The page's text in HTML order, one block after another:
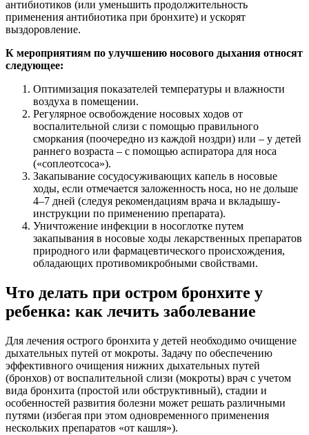
антибиотиков (или уменьшить продолжительность
применения антибиотика при бронхите) и ускорят
выздоровление.
К мероприятиям по улучшению носового дыхания относят
следующее:
Оптимизация показателей температуры и влажности
воздуха в помещении.
Регулярное освобождение носовых ходов от
воспалительной слизи с помощью правильного
сморкания (поочередно из каждой ноздри) или – у детей
раннего возраста – с помощью аспиратора для носа
(«соплеотсоса»).
Закапывание сосудосуживающих капель в носовые
ходы, если отмечается заложенность носа, но не дольше
4–7 дней (следуя рекомендациям врача и вкладышу-
инструкции по применению препарата).
Уничтожение инфекции в носоглотке путем
закапывания в носовые ходы лекарственных препаратов
природного или фармацевтического происхождения,
обладающих противомикробными свойствами.
Что делать при остром бронхите у
ребенка: как лечить заболевание
Для лечения острого бронхита у детей необходимо очищение
дыхательных путей от мокроты. Задачу по обеспечению
эффективного очищения нижних дыхательных путей
(бронхов) от воспалительной слизи (мокроты) врач с учетом
вида бронхита (простой или обструктивный), стадии и
особенностей развития болезни может решать различными
путями (избегая при этом одновременного применения
нескольких препаратов «от кашля»).